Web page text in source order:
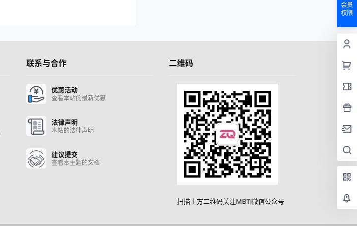
会员
权限
联系与合作
优惠活动
查看本站的最新优惠
法律声明
本站的法律声明
建议提交
查看本主题的文档
二维码
扫描上方二维码关注MBTI微信公众号